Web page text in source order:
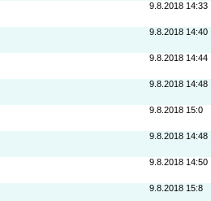
9.8.2018 14:33
9.8.2018 14:40
9.8.2018 14:44
9.8.2018 14:48
9.8.2018 15:0
9.8.2018 14:48
9.8.2018 14:50
9.8.2018 15:8